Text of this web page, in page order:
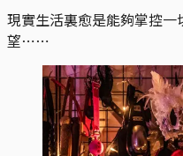
現實生活裏愈是能夠掌控
望⋯⋯